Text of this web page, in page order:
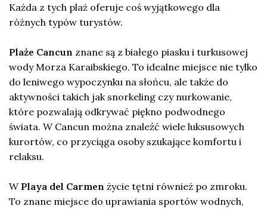
Każda z tych plaż oferuje coś wyjątkowego dla
różnych typów turystów.
Plaże Cancun znane są z białego piasku i turkusowej
wody Morza Karaibskiego. To idealne miejsce nie tylko
do leniwego wypoczynku na słońcu, ale także do
aktywności takich jak snorkeling czy nurkowanie,
które pozwalają odkrywać piękno podwodnego
świata. W Cancun można znaleźć wiele luksusowych
kurortów, co przyciąga osoby szukające komfortu i
relaksu.
W Playa del Carmen życie tętni również po zmroku.
To znane miejsce do uprawiania sportów wodnych,